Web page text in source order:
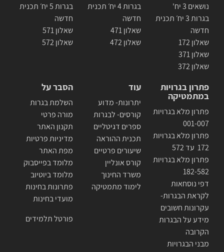
נושאים 3 יח'
בגרות 3 יח׳ תכנית
חדשה
שאלון 172
שאלון 371
שאלון 372
בגרות 4 יח׳ תכנית
חדשה
שאלון 471
שאלון 472
בגרות 5 יח׳ תכנית
חדשה
שאלון 571
שאלון 572
פתרון בגרויות
במתמטיקה
פתרון מלא בגרויות
001-007
פתרון מלא בגרויות
172 עד 572
פתרון מלא בגרויות
182-582
דפי נוסחאות
לקראת הבגרות-
עקרונות חשובים
מידע על הבגרות
הקרובה
מבני הבגרויות
עוד
יתרונות- מדוע
קורסים- לבגרות
ספרים דגיטליים
תכנית ההוראה
שיעורים פרטיים
קורס אונליין
משרד החינוך
לימוד מתמטיקה
הסבר על
השלמת בגרות
מורה פרטי
תקנון האתר
מדיניות פרטיות
מפת האתר
מלומד בפייסבוק
מלומד ביוטיוב
פתרונות בחינות
מועדי בחינות
פורטל תלמידים